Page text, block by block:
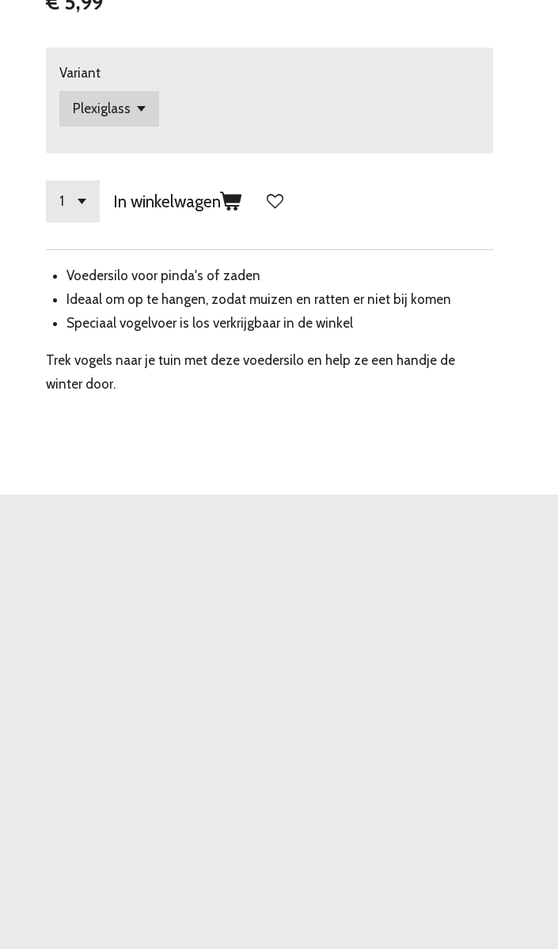
Variant
In winkelwagen
Voedersilo voor pinda's of zaden
Ideaal om op te hangen, zodat muizen en ratten er niet bij komen
Speciaal vogelvoer is los verkrijgbaar in de winkel
Trek vogels naar je tuin met deze voedersilo en help ze een handje de
winter door.